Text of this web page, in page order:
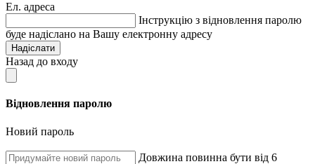
Ел. адреса
Інструкцію з відновлення паролю
буде надіслано на Вашу електронну адресу
Надіслати
Назад до входу
Відновлення паролю
Новий пароль
Довжина повинна бути від 6